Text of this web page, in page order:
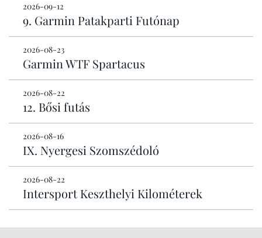
2026-09-12
9. Garmin Patakparti Futónap
2026-08-23
Garmin WTF Spartacus
2026-08-22
12. Bősi futás
2026-08-16
IX. Nyergesi Szomszédoló
2026-08-22
Intersport Keszthelyi Kilométerek